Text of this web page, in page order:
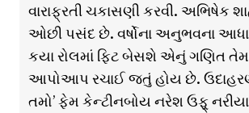
વારાફ્રતી ચકાસણી કરવી. અભિષેક
ઓછી પસંદ છે. વર્ષોના અનુભવના
કયા રોલમાં ફ્ટિ બેસશે એનું ગણિત
આપોઆપ રચાઈ જતું હોય છે.
તમો’ ફેમ કેન્ટીનબોય નરેશ ઉફ્ર્